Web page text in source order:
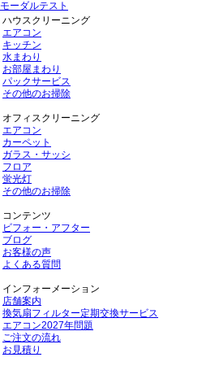
モーダルテスト
ハウスクリーニング
エアコン
キッチン
水まわり
お部屋まわり
パックサービス
その他のお掃除
オフィスクリーニング
エアコン
カーペット
ガラス・サッシ
フロア
蛍光灯
その他のお掃除
コンテンツ
ビフォー・アフター
ブログ
お客様の声
よくある質問
インフォーメーション
店舗案内
換気扇フィルター定期交換サービス
エアコン2027年問題
ご注文の流れ
お見積り